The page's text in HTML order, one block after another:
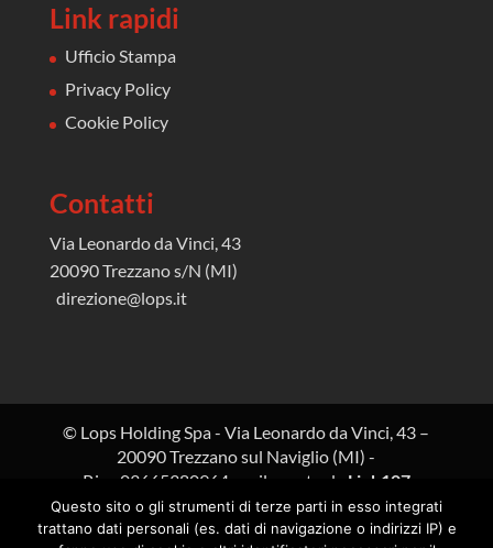
Link rapidi
Ufficio Stampa
Privacy Policy
Cookie Policy
Contatti
Via Leonardo da Vinci, 43
20090 Trezzano s/N (MI)
direzione@lops.it
© Lops Holding Spa - Via Leonardo da Vinci, 43 –
20090 Trezzano sul Naviglio (MI) -
P.iva 03665380964 - sviluppato da Link107
Le immagini, i rendering, tutta la documentazione
Questo sito o gli strumenti di terze parti in esso integrati
trattano dati personali (es. dati di navigazione o indirizzi IP) e